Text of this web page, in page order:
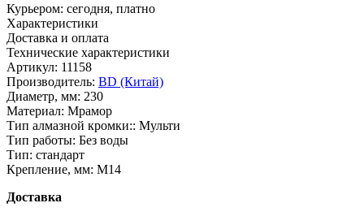
Курьером: сегодня, платно
Характеристики
Доставка и оплата
Технические характеристики
Артикул: 11158
Производитель: BD (Китай)
Диаметр, мм: 230
Материал: Мрамор
Тип алмазной кромки:: Мульти
Тип работы: Без воды
Тип: стандарт
Крепление, мм: M14
Доставка